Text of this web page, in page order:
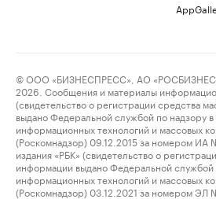
© ООО «БИЗНЕСПРЕСС», АО
2026. Сообщения и материалы
(свидетельство о регистрации средства
выдано Федеральной службой по надзору в
информационных технологий и массовых
(Роскомнадзор) 09.12.2015 за номером
издания «РБК» (свидетельство о
информации выдано Федеральной службой
информационных технологий и массовых
(Роскомнадзор) 03.12.2021 за номером